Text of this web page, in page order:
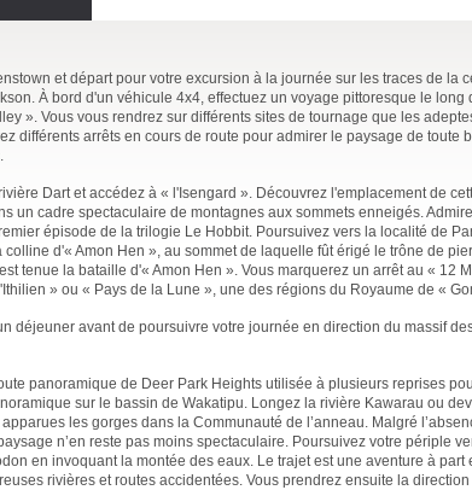
et départ pour votre excursion à la journée sur les traces de la
À bord d'un véhicule 4x4, effectuez un voyage pittoresque le long
». Vous vous rendrez sur différents sites de tournage que les
différents arrêts en cours de route pour admirer le paysage de toute
Dart et accédez à « l'Isengard ». Découvrez l'emplacement de
un cadre spectaculaire de montagnes aux sommets enneigés.
épisode de la trilogie Le Hobbit. Poursuivez vers la localité de
d'« Amon Hen », au sommet de laquelle fût érigé le trône de
tenue la bataille d'« Amon Hen ». Vous marquerez un arrêt au « 12
» ou « Pays de la Lune », une des régions du Royaume de «
déjeuner avant de poursuivre votre journée en direction du massif
panoramique de Deer Park Heights utilisée à plusieurs reprises
sur le bassin de Wakatipu. Longez la rivière Kawarau ou
les gorges dans la Communauté de l’anneau. Malgré
n’en reste pas moins spectaculaire. Poursuivez votre périple
en invoquant la montée des eaux. Le trajet est une aventure à part
rivières et routes accidentées. Vous prendrez ensuite la